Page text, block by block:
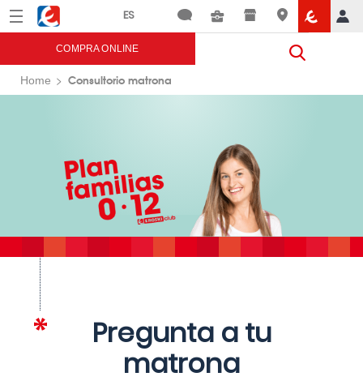
Menú Eroski
COMPRA ONLINE
Home Consultorio matrona
Pregunta a tu
matrona